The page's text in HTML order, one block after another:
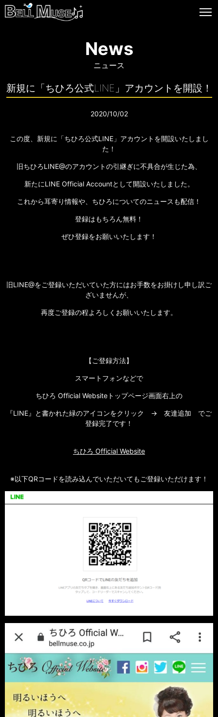
News
ニュース
新規に「ちひろ公式LINE」アカウントを開設！
2020/10/02
この度、新規に「ちひろ公式LINE」アカウントを開設いたしまし
た！
旧ちひろLINE@のアカウントの引継ぎに不具合が生じた為、
新たにLINE Official Accountとして開設いたしました。
これから耳寄り情報や、ちひろについてのニュースも配信！
登録はもちろん無料！
ぜひ登録をお願いいたします！
旧LINE@をご登録いただいていた方にはお手数をお掛けし申し訳ご
ざいませんが、
再度ご登録の程よろしくお願いいたします。
【ご登録方法】
スマートフォンなどで
ちひろ Official Websiteトップページ画面右上の
『LINE』と書かれた緑のアイコンをクリック → 友達追加 でご
登録完了です！
ちひろ Official Website
※以下QRコードを読み込んでいただいてもご登録いただけます！